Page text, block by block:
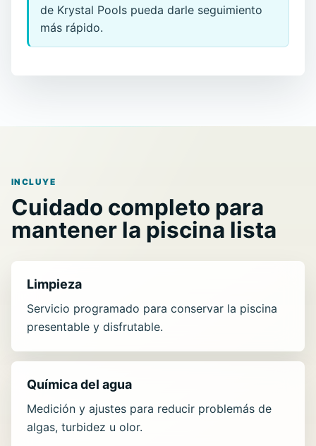
de Krystal Pools pueda darle seguimiento
más rápido.
INCLUYE
Cuidado completo para
mantener la piscina lista
Limpieza
Servicio programado para conservar la piscina
presentable y disfrutable.
Química del agua
Medición y ajustes para reducir problemás de
algas, turbidez u olor.